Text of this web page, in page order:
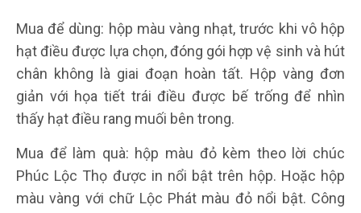
Mua để dùng: hộp màu vàng nhạt, trước khi vô hộp
hạt điều được lựa chọn, đóng gói hợp vệ sinh và hút
chân không là giai đoạn hoàn tất. Hộp vàng đơn
giản với họa tiết trái điều được bế trống để nhìn
thấy hạt điều rang muối bên trong.
Mua để làm quà: hộp màu đỏ kèm theo lời chúc
Phúc Lộc Thọ được in nổi bật trên hộp. Hoặc hộp
màu vàng với chữ Lộc Phát màu đỏ nổi bật. Công